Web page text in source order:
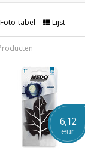
tabel Lijst
6,12
eur